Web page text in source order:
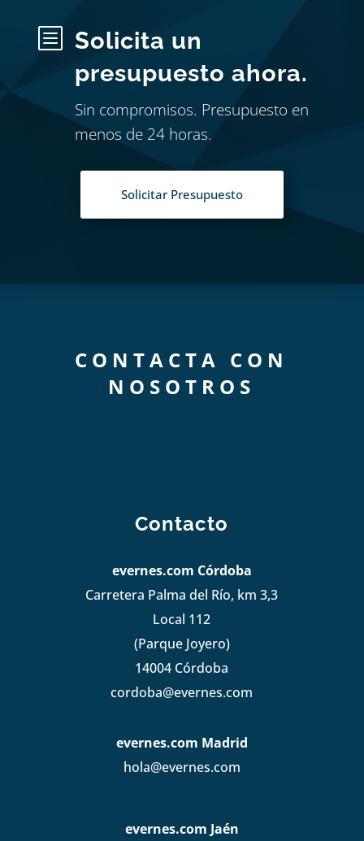
b
Solicita un
presupuesto ahora.
Sin compromisos. Presupuesto en
menos de 24 horas.
Solicitar Presupuesto
CONTACTA CON
NOSOTROS
Contacto
evernes.com Córdoba
Carretera Palma del Río, km 3,3
Local 112
(Parque Joyero)
14004 Córdoba
cordoba@evernes.com
evernes.com Madrid
hola@evernes.com
evernes.com Jaén